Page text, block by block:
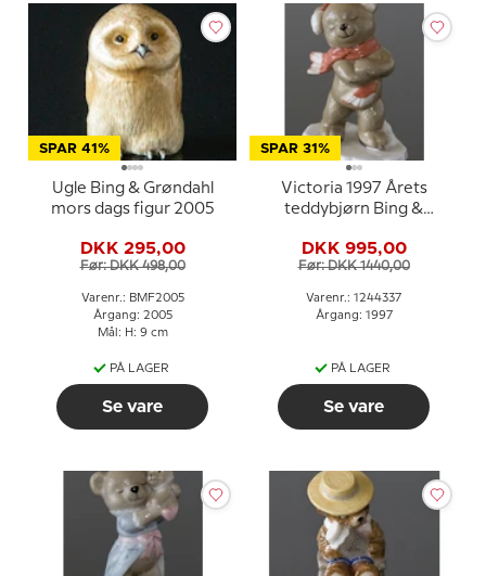
SPAR 41%
Ugle Bing & Grøndahl
mors dags figur 2005
DKK 295,00
Før: DKK 498,00
Varenr.: BMF2005
Årgang: 2005
Mål: H: 9 cm
PÅ LAGER
Se vare
SPAR 31%
Victoria 1997 Årets
teddybjørn Bing &
DKK 995,00
Før: DKK 1440,00
Varenr.: 1244337
Årgang: 1997
PÅ LAGER
Se vare